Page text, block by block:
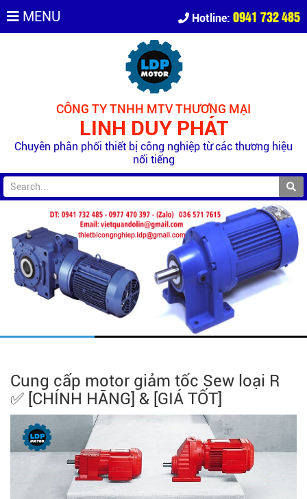
MENU Hotline: 0941 732 485
CÔNG TY TNHH MTV THƯƠNG MẠI
LINH DUY PHÁT
Chuyên phân phối thiết bị công nghiệp từ các thương hiệu
nổi tiếng
Cung cấp motor giảm tốc Sew loại R
✅ [CHÍNH HÃNG] & [GIÁ TỐT]